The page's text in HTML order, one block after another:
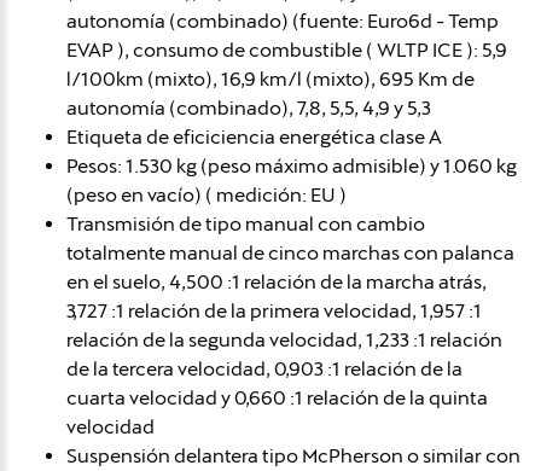
autonomía (combinado) (fuente: Euro6d - Temp
EVAP ), consumo de combustible ( WLTP ICE ): 5,9
l/100km (mixto), 16,9 km/l (mixto), 695 Km de
autonomía (combinado), 7,8, 5,5, 4,9 y 5,3
Etiqueta de eficiciencia energética clase A
Pesos: 1.530 kg (peso máximo admisible) y 1.060 kg
(peso en vacío) ( medición: EU )
Transmisión de tipo manual con cambio
totalmente manual de cinco marchas con palanca
en el suelo, 4,500 :1 relación de la marcha atrás,
3,727 :1 relación de la primera velocidad, 1,957 :1
relación de la segunda velocidad, 1,233 :1 relación
de la tercera velocidad, 0,903 :1 relación de la
cuarta velocidad y 0,660 :1 relación de la quinta
velocidad
Suspensión delantera tipo McPherson o similar con